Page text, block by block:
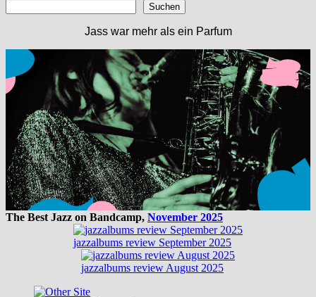
Suchen
Jass war mehr als ein Parfum
The Best Jazz on Bandcamp, November 2025
jazzalbums review September 2025
jazzalbums review August 2025